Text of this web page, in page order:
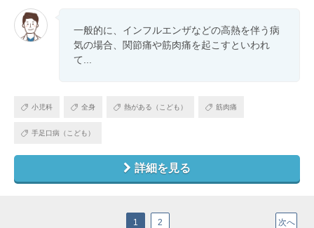
一般的に、インフルエンザなどの高熱を伴う病
気の場合、関節痛や筋肉痛を起こすといわれ
て...
小児科 全身 熱がある（こども） 筋肉痛
手足口病（こども）
詳細を見る
次へ
1 2